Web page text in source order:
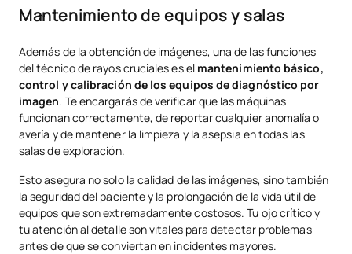
Mantenimiento de equipos y salas
Además de la obtención de imágenes, una de las funciones
del técnico de rayos cruciales es el mantenimiento básico,
control y calibración de los equipos de diagnóstico por
imagen. Te encargarás de verificar que las máquinas
funcionan correctamente, de reportar cualquier anomalía o
avería y de mantener la limpieza y la asepsia en todas las
salas de exploración.
Esto asegura no solo la calidad de las imágenes, sino también
la seguridad del paciente y la prolongación de la vida útil de
equipos que son extremadamente costosos. Tu ojo crítico y
tu atención al detalle son vitales para detectar problemas
antes de que se conviertan en incidentes mayores.